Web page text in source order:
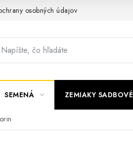
osobných údajov
SEMENÁ ZEMIAKY SADBOVÉ